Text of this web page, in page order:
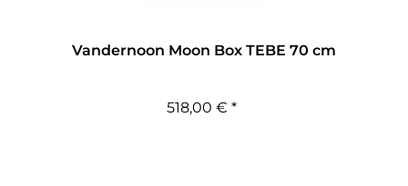
Vandernoon Moon Box TEBE 70 cm
518,00 € *